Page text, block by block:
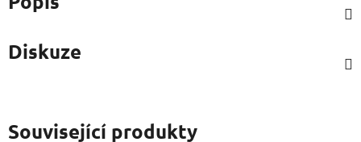
Diskuze
Související produkty